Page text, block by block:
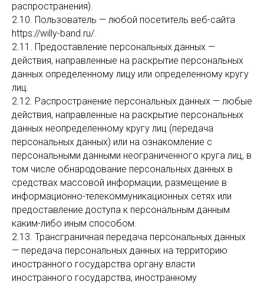
распространения).
2.10. Пользователь — любой посетитель веб-сайта
https://willy-band.ru/.
2.11. Предоставление персональных данных —
действия, направленные на раскрытие персональных
данных определенному лицу или определенному кругу
лиц.
2.12. Распространение персональных данных — любые
действия, направленные на раскрытие персональных
данных неопределенному кругу лиц (передача
персональных данных) или на ознакомление с
персональными данными неограниченного круга лиц, в
том числе обнародование персональных данных в
средствах массовой информации, размещение в
информационно-телекоммуникационных сетях или
предоставление доступа к персональным данным
каким-либо иным способом.
2.13. Трансграничная передача персональных данных
— передача персональных данных на территорию
иностранного государства органу власти
иностранного государства, иностранному